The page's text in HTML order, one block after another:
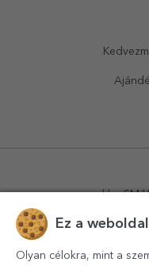
powered by
Ez a
Olyan célokra, mint a